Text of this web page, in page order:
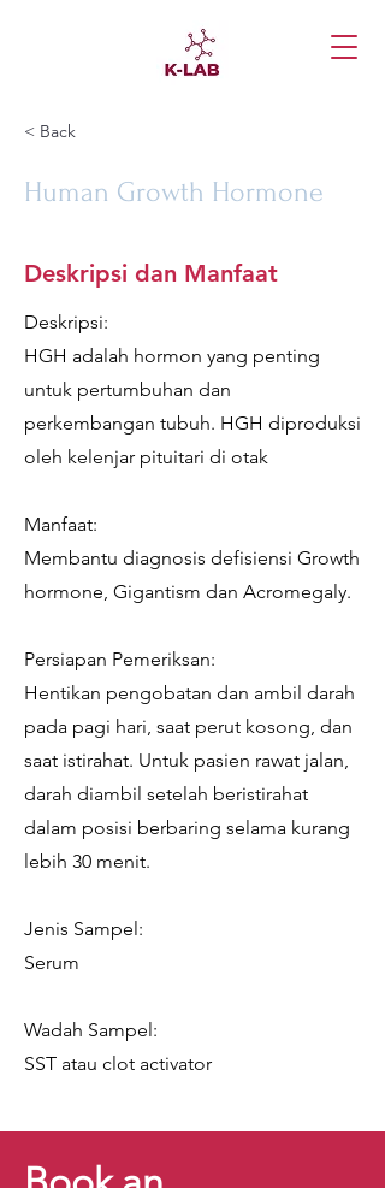
< Back
Human Growth Hormone
Deskripsi dan Manfaat
Deskripsi:
HGH adalah hormon yang penting
untuk pertumbuhan dan
perkembangan tubuh. HGH diproduksi
oleh kelenjar pituitari di otak
Manfaat:
Membantu diagnosis defisiensi Growth
hormone, Gigantism dan Acromegaly.
Persiapan Pemeriksan:
Hentikan pengobatan dan ambil darah
pada pagi hari, saat perut kosong, dan
saat istirahat. Untuk pasien rawat jalan,
darah diambil setelah beristirahat
dalam posisi berbaring selama kurang
lebih 30 menit.
Jenis Sampel:
Serum
Wadah Sampel:
SST atau clot activator